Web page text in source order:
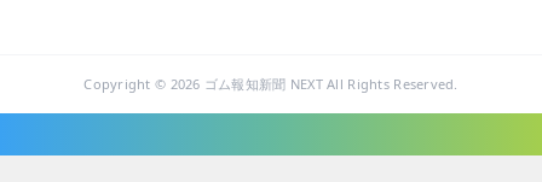
Copyright © 2026 ゴム報知新聞 NEXT All Rights Reserved.